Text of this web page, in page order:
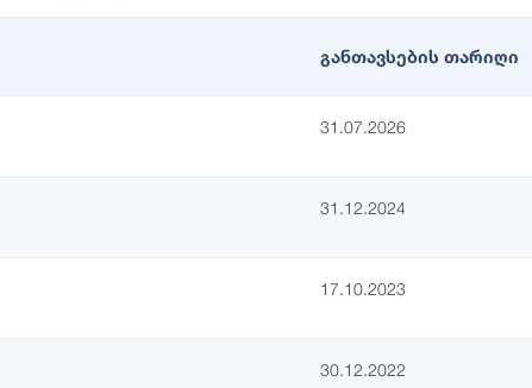
განთავსების თარიღი
31.07.2026
31.12.2024
17.10.2023
30.12.2022